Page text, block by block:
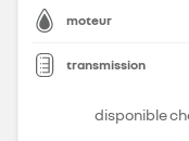
moteur
transmission
disponible